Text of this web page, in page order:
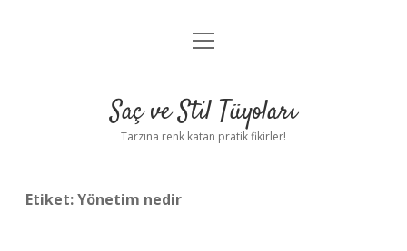
Anasayfa
Yasal Uyarı
menüyü
Saç ve Stil Tüyoları
Tarzına renk katan pratik fikirler!
Etiket:Yönetim nedir